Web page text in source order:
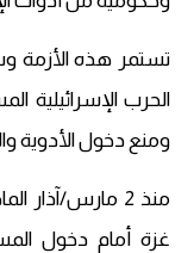
تستمر هذه الأزمة
ومنع دخول الأدوية
منذ 2 مارس/
غزة أمام دخول